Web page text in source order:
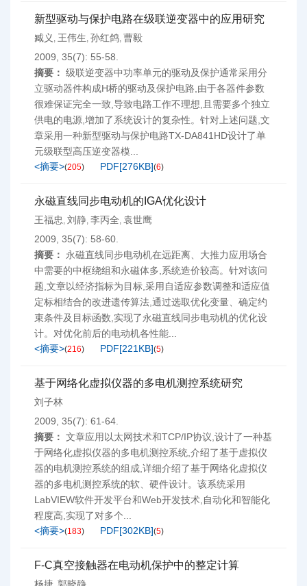
新型驱动与保护电路在级联逆变器中的应用研究
臧义 , 王伟生, 孙红鸽, 曹毅
2009, 35(7): 55-58.
摘要： 级联逆变器中功率单元的驱动及保护通常采用分
立驱动器件构成H桥的驱动及保护电路,由于各器件参数
很难保证完全一致,导致电路工作不理想,且需要多个独立
供电的电源,增加了系统设计的复杂性。针对上述问题,文
章采用一种新型驱动与保护电路TX-DA841HD设计了单
元级联型高压逆变器模...
<摘要>(205) PDF[276KB](6)
永磁直线同步电动机的IGA优化设计
王福忠 , 刘静, 李丙全, 袁世鹰
2009, 35(7): 58-60.
摘要：
永磁直线同步电动机在远距离、大推力应用场合
中需要的中枢绕组和永磁体多,系统造价较高。针对该问
题,文章以经济指标为目标,采用自适应参数调整和适应值
定标相结合的改进遗传算法,通过选取优化变量、确定约
束条件及目标函数,实现了永磁直线同步电动机的优化设
计。对优化前后的电动机各性能...
<摘要>(216) PDF[221KB](5)
基于网络化虚拟仪器的多电机测控系统研究
刘子林
2009, 35(7): 61-64.
摘要： 文章应用以太网技术和TCP/IP协议,设计了一种基
于网络化虚拟仪器的多电机测控系统,介绍了基于虚拟仪
器的电机测控系统的组成,详细介绍了基于网络化虚拟仪
器的多电机测控系统的软、硬件设计。该系统采用
LabVIEW软件开发平台和Web开发技术,自动化和智能化
程度高,实现了对多个...
<摘要>(183) PDF[302KB](5)
F-C真空接触器在电动机保护中的整定计算